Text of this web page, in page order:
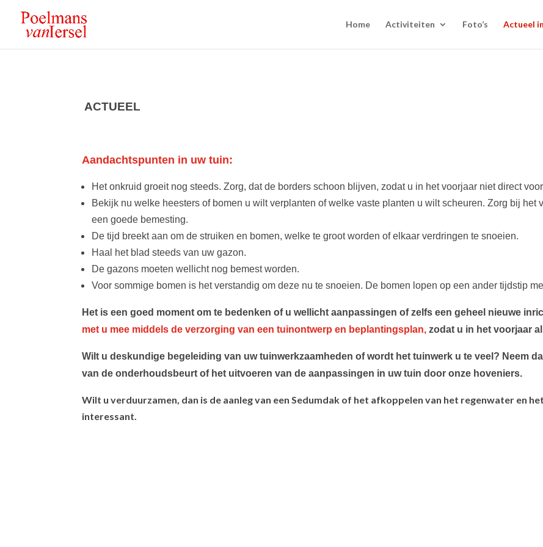
Home Activiteiten Foto’s Actueel
ACTUEEL
Aandachtspunten in uw tuin:
Het onkruid groeit nog steeds. Zorg, dat de borders schoon blijven, zodat u in het voorjaar niet direct
Bekijk nu welke heesters of bomen u wilt verplanten of welke vaste planten u wilt scheuren. Zorg bij het
een goede bemesting.
De tijd breekt aan om de struiken en bomen, welke te groot worden of elkaar verdringen te snoeien.
Haal het blad steeds van uw gazon.
De gazons moeten wellicht nog bemest worden.
Voor sommige bomen is het verstandig om deze nu te snoeien. De bomen lopen op een ander tijdstip
Het is een goed moment om te bedenken of u wellicht aanpassingen of zelfs een geheel nieuwe
met u mee middels de verzorging van een tuinontwerp en beplantingsplan, zodat u in het voorjaar
Wilt u deskundige begeleiding van uw tuinwerkzaamheden of wordt het tuinwerk u te veel? Neem
van de onderhoudsbeurt of het uitvoeren van de aanpassingen in uw tuin door onze hoveniers.
Wilt u verduurzamen, dan is de aanleg van een Sedumdak of het afkoppelen van het regenwater en
interessant.